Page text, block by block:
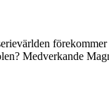
Medverkande